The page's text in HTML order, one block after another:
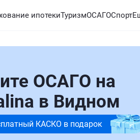
ипотекиТуризмОСАГОСпорт
ОСАГО на
в Видном
КАСКО в подарок